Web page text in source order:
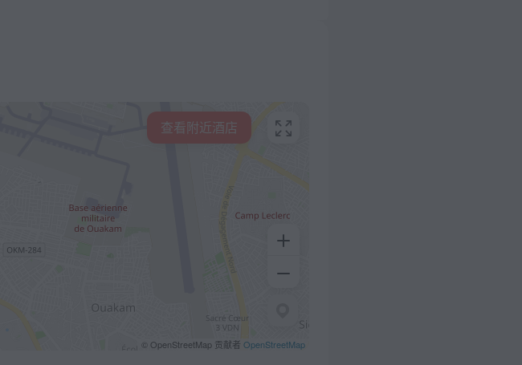
© OpenStreetMap 贡献者 OpenStreetMap
查看附近酒店